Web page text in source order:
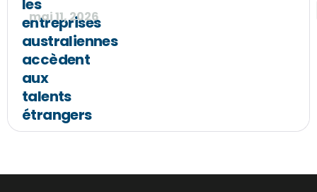
les
entreprises
australiennes
accèdent
aux
talents
étrangers
mai 11, 2026